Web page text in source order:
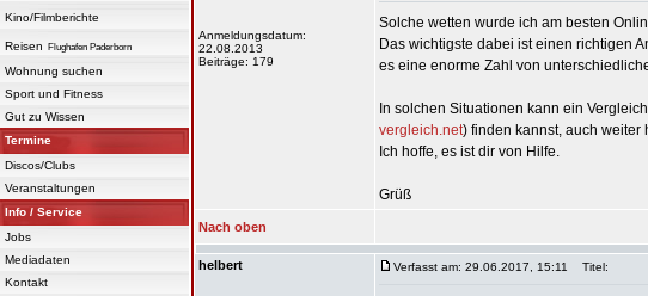
Kino/Filmberichte
Reisen Flughafen Paderborn
Wohnung suchen
Sport und Fitness
Gut zu Wissen
Termine
Discos/Clubs
Veranstaltungen
Info / Service
Jobs
Mediadaten
Kontakt
Anmeldungsdatum:
22.08.2013
Beiträge: 179
Solche wetten wurde ich am besten
Das wichtigste dabei ist einen richtigen
es eine enorme Zahl von
In solchen Situationen kann ein
vergleich.net) finden kannst, auch weiter
Ich hoffe, es ist dir von Hilfe.
Grüß
Nach oben
helbert Verfasst am: 29.06.2017, 15:11 Titel: